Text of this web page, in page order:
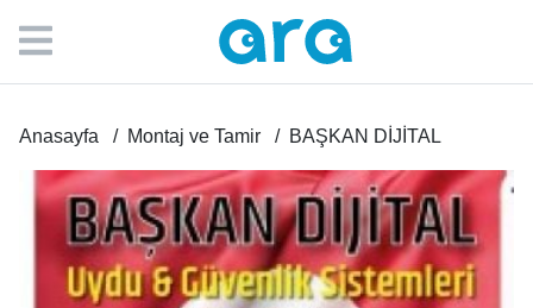
Anasayfa Montaj ve Tamir BAŞKAN DİJİTAL